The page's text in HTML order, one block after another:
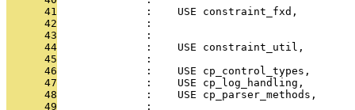
      41
:    USE constraint_fxd,
      42
:
      43
:
      44
:    USE constraint_util,
      45
:
      46
:    USE cp_control_types,
      47
:    USE cp_log_handling,
      48
:    USE cp_parser_methods,
      49
: